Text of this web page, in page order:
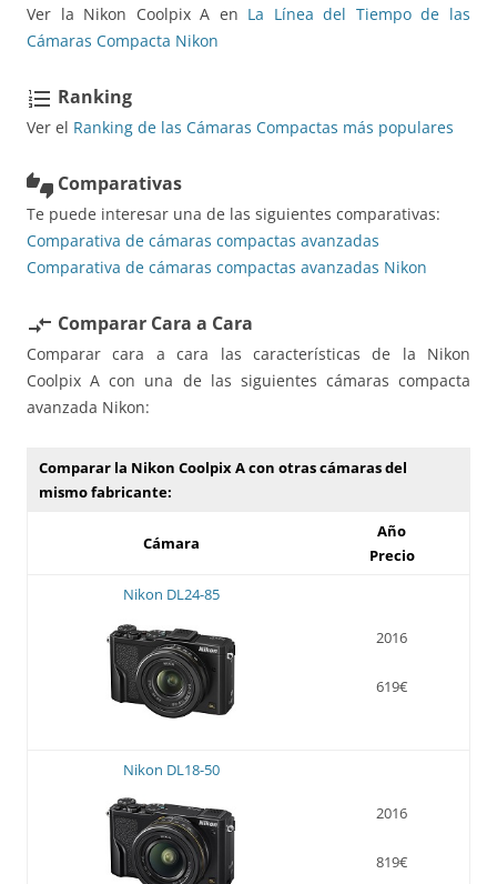
Ver la Nikon Coolpix A en La Línea del Tiempo de las
Cámaras Compacta Nikon
format_list_numbered Ranking
Ver el Ranking de las Cámaras Compactas más populares
thumbs_up_down Comparativas
Te puede interesar una de las siguientes comparativas:
Comparativa de cámaras compactas avanzadas
Comparativa de cámaras compactas avanzadas Nikon
compare_arrows Comparar Cara a Cara
Comparar cara a cara las características de la Nikon
Coolpix A con una de las siguientes cámaras compacta
avanzada Nikon:
Comparar la Nikon Coolpix A con otras cámaras del
mismo fabricante:
Cámara
Año
Precio
Nikon DL24-85
2016
619€
Nikon DL18-50
2016
819€